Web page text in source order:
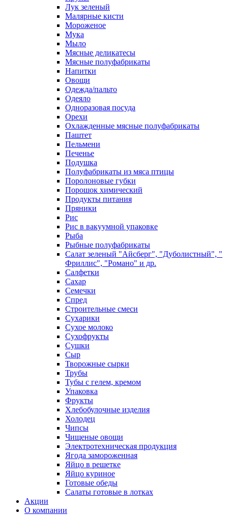
Лук зеленый
Малярные кисти
Мороженое
Мука
Мыло
Мясные деликатесы
Мясные полуфабрикаты
Напитки
Овощи
Одежда/пальто
Одеяло
Одноразовая посуда
Орехи
Охлажденные мясные полуфабрикаты
Паштет
Пельмени
Печенье
Подушка
Полуфабрикаты из мяса птицы
Поролоновые губки
Порошок химический
Продукты питания
Пряники
Рис
Рис в вакуумной упаковке
Рыба
Рыбные полуфабрикаты
Салат зеленый "Айсберг", "Дуболистный", "
Фриллис", "Романо" и др.
Салфетки
Сахар
Семечки
Спред
Строительные смеси
Сухарики
Сухое молоко
Сухофрукты
Сушки
Сыр
Творожные сырки
Трубы
Тубы с гелем, кремом
Упаковка
Фрукты
Хлебобулочные изделия
Холодец
Чипсы
Чищеные овощи
Электротехническая продукция
Ягода замороженная
Яйцо в решетке
Яйцо куриное
Готовые обеды
Салаты готовые в лотках
Акции
О компании